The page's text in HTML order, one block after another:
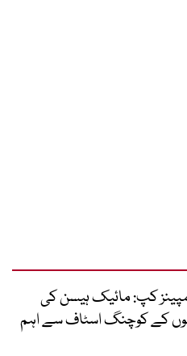
کپ: مائیک ہیسن کی
کے کوچنگ اسٹاف سے اہم